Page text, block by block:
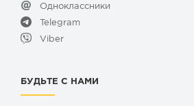
Одноклассники
Telegram
Viber
БУДЬТЕ С НАМИ